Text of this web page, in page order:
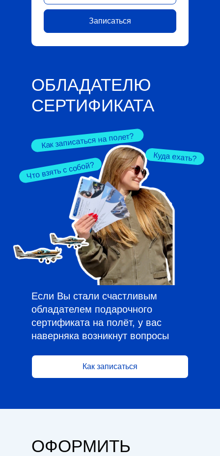
Записаться
ОБЛАДАТЕЛЮ
СЕРТИФИКАТА
Если Вы стали счастливым
обладателем подарочного
сертификата на полёт, у вас
наверняка возникнут вопросы
Как записаться на полет?
Что взять с собой?
Куда ехать?
Как записаться
ОФОРМИТЬ